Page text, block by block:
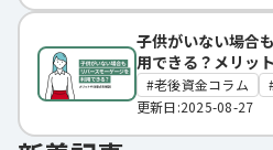
子供がいない場合
用できる？メリッ
老後資金コラム
更新日:2025-08-27